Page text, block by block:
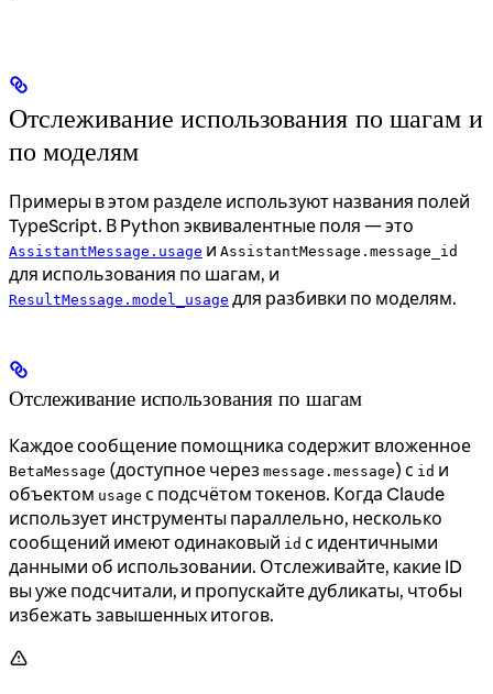
Отслеживание использования по шагам и
по моделям
Примеры в этом разделе используют названия полей
TypeScript. В Python эквивалентные поля — это
AssistantMessage.usage и AssistantMessage.message_id
для использования по шагам, и
ResultMessage.model_usage для разбивки по моделям.
Отслеживание использования по шагам
Каждое сообщение помощника содержит вложенное
BetaMessage (доступное через message.message) с id и
объектом usage с подсчётом токенов. Когда Claude
использует инструменты параллельно, несколько
сообщений имеют одинаковый id с идентичными
данными об использовании. Отслеживайте, какие ID
вы уже подсчитали, и пропускайте дубликаты, чтобы
избежать завышенных итогов.